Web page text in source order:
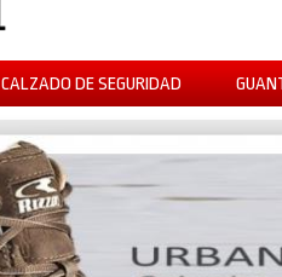
CALZADO DE SEGURIDAD